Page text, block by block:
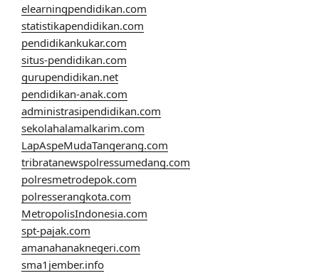
elearningpendidikan.com
statistikapendidikan.com
pendidikankukar.com
situs-pendidikan.com
gurupendidikan.net
pendidikan-anak.com
administrasipendidikan.com
sekolahalamalkarim.com
LapAspeMudaTangerang.com
tribratanewspolressumedang.com
polresmetrodepok.com
polresserangkota.com
MetropolisIndonesia.com
spt-pajak.com
amanahanaknegeri.com
sma1jember.info